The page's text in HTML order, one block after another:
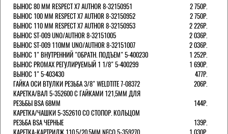
ВЫНОС 80 ММ RESPECT Х7 AUTHOR 8-32150951
2 750Р.
ВЫНОС 100 ММ RESPECT Х7 AUTHOR 8-32150952
2 750Р.
ВЫНОС 110 ММ RESPECT Х7 AUTHOR 8-32150953
2 226Р.
ВЫНОС ST-009 UNO/AUTHOR 8-32151005
2 036Р.
ВЫНОС ST-009 110ММ UNO/AUTHOR 8-32151007
2 036Р.
ВЫНОС 1" ВНУТРЕННИЙ "ОБРАТН. ПОДЪЕМ" 5-400230
1 252Р.
ВЫНОС PROMAX РЕГУЛИРУЕМЫЙ 1 1/8" 5-400299
1 690Р.
ВЫНОС 1" 5-403430
477Р.
ГАЙКА ОСИ ВТУЛКИ РЕЗЬБА 3/8" WELDTITE 7-08372
206Р.
КАРЕТКА/ВАЛ 5-352600 С ГАЙКАМИ 121,5ММ ДЛЯ
РЕЗЬБЫ BSA 68ММ
144Р.
КАРЕТКА/ЧАШКИ 5-352610 СО СТОПОР. КОЛЬЦОМ
РЕЗЬБА BSA ЧЕРНЫЕ
139Р.
КАРЕТКА-КАРТРИДЖ 110,5/20,5ММ NECO 5-359270
1 030Р.